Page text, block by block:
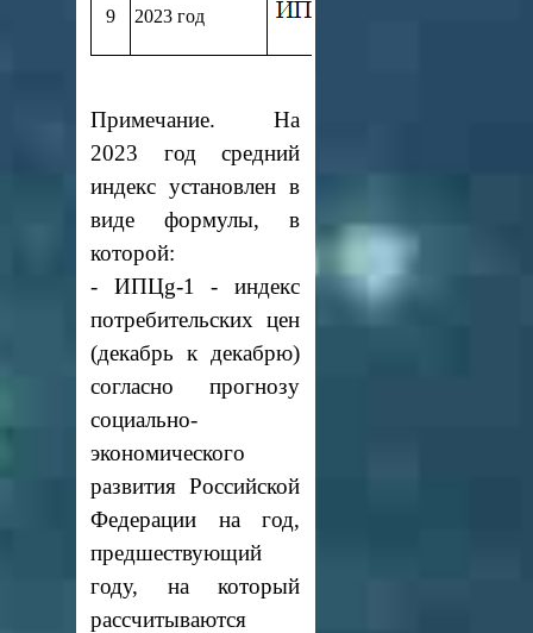
9 2023 год
Примечание. На
2023 год средний
индекс установлен в
виде формулы, в
которой:
- ИПЦg-1 - индекс
потребительских цен
(декабрь к декабрю)
согласно прогнозу
социально-
экономического
развития Российской
Федерации на год,
предшествующий
году, на который
рассчитываются